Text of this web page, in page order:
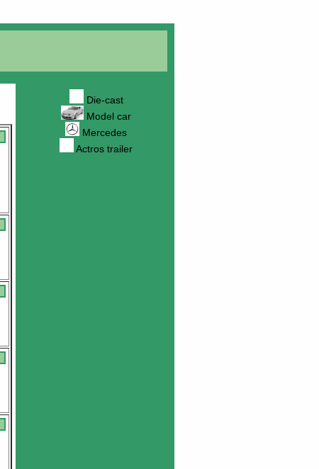
Die-cast
Model car
Mercedes
Actros trailer